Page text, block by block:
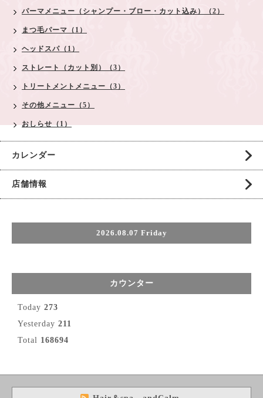
パーマメニュー（シャンプー・ブロー・カット込み）（2）
まつ毛パーマ（1）
ヘッドスパ（1）
ストレート（カット別）（3）
トリートメントメニュー（3）
その他メニュー（5）
おしらせ（1）
カレンダー
店舗情報
2026.08.07 Friday
カウンター
Today 273
Yesterday 211
Total 168694